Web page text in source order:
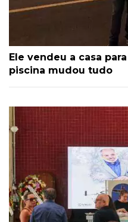
Ele vendeu a casa
piscina mudou tudo